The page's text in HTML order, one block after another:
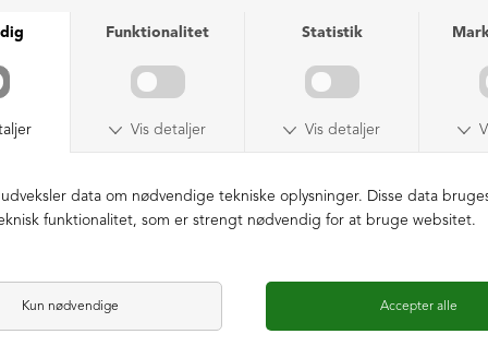
DKK 2.699,00
Sko med snøre og markant syning
DKK 2.699,00